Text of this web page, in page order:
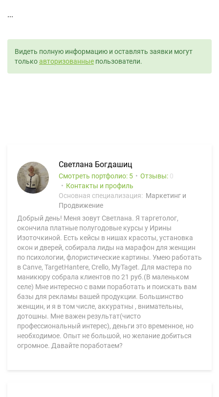
...
Видеть полную информацию и оставлять заявки могут
толькоавторизованные пользователи.
Светлана Богдашиц
Смотреть портфолио: 5 Отзывы: 0
Контакты и профиль
Основная специализация: Маркетинг и
Продвижение
Добрый день! Меня зовут Светлана. Я таргетолог,
окончила платные полугодовые курсы у Ирины
Изоточкиной. Есть кейсы в нишах красоты, установка
окон и дверей, собирала лиды на марафон для женщин
по психологии, флористические картины. Умею работать
в Canve, TargetHantere, Crello, MyTaget. Для мастера по
маникюру собрала клиентов по 21 руб.(В маленьком
селе) Мне интересно с вами поработать и поискать вам
базы для рекламы вашей продукции. Большинство
женщин, и я в том числе, аккуратны , внимательны,
дотошны. Мне важен результат(чисто
профессиональный интерес), деньги это временное, но
необходимое. Опыт не большой, но желание добиться
огромное. Давайте поработаем?